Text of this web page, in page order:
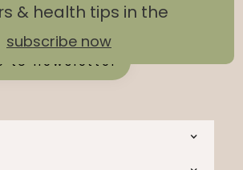
to newsletter
& health tips in the
subscribe now